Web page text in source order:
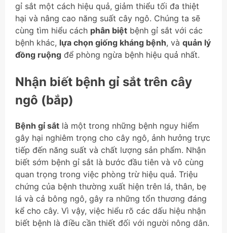
gỉ sắt một cách hiệu quả, giảm thiểu tối đa thiệt
hại và nâng cao năng suất cây ngô. Chúng ta sẽ
cùng tìm hiểu cách phân biệt bệnh gỉ sắt với các
bệnh khác, lựa chọn giống kháng bệnh, và quản lý
đồng ruộng để phòng ngừa bệnh hiệu quả nhất.
Nhận biết bệnh gỉ sắt trên cây
ngô (bắp)
Bệnh gỉ sắt là một trong những bệnh nguy hiểm
gây hại nghiêm trọng cho cây ngô, ảnh hưởng trực
tiếp đến năng suất và chất lượng sản phẩm. Nhận
biết sớm bệnh gỉ sắt là bước đầu tiên và vô cùng
quan trọng trong việc phòng trừ hiệu quả. Triệu
chứng của bệnh thường xuất hiện trên lá, thân, bẹ
lá và cả bông ngô, gây ra những tổn thương đáng
kể cho cây. Vì vậy, việc hiểu rõ các dấu hiệu nhận
biết bệnh là điều cần thiết đối với người nông dân.